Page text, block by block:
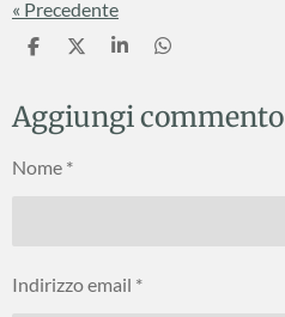
« Precedente
C
d
i
i
C
d
i
C
d
i
C
d
i
Aggiungi commento
Nome *
Indirizzo email *